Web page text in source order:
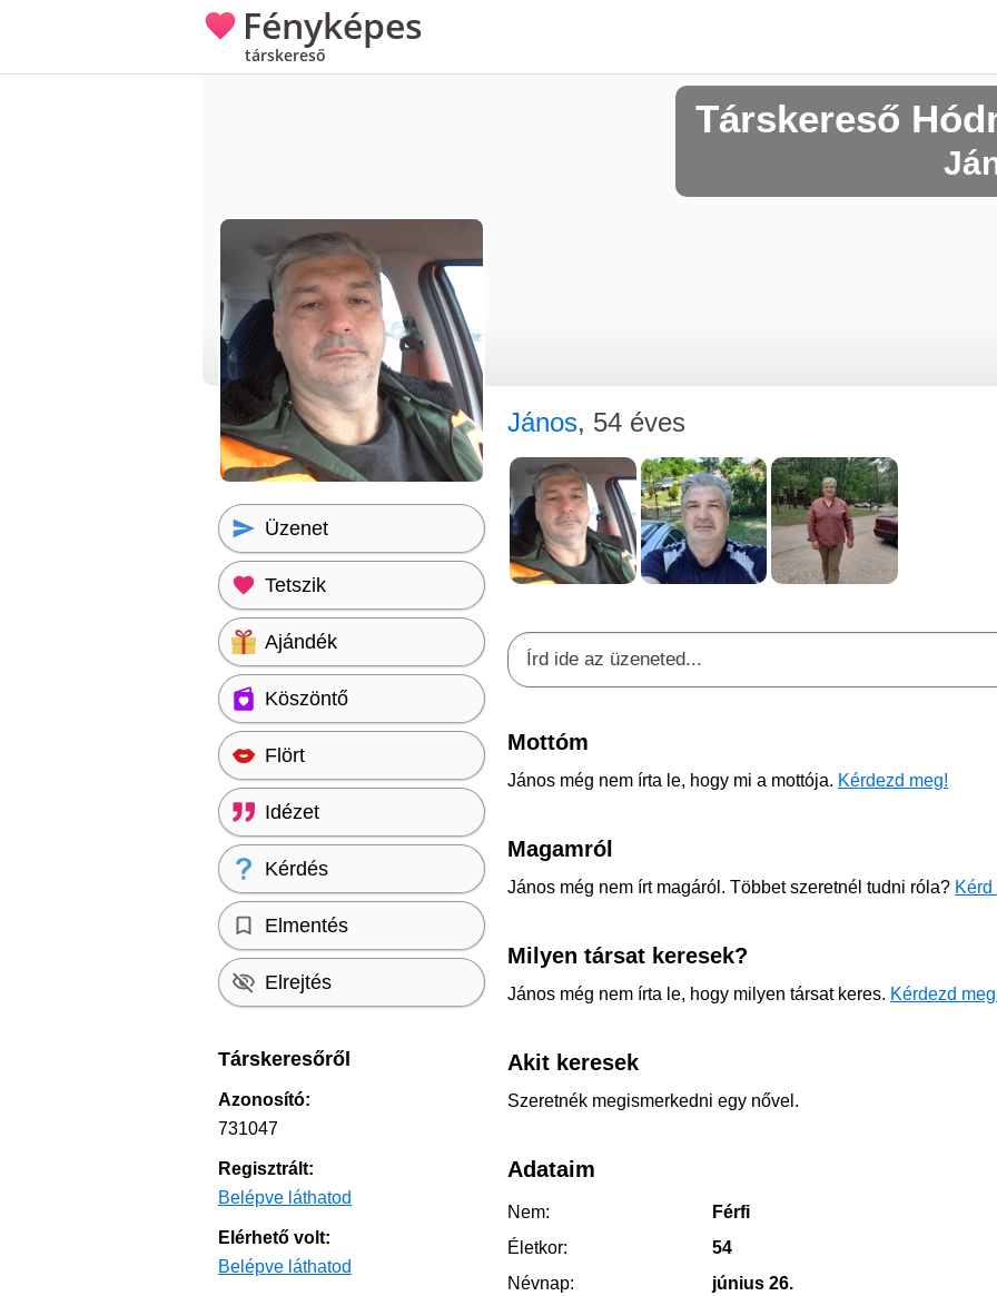
Fényképes
társkereső
Társkereső
János, 54 éves
Mottóm
János még nem írta le, hogy mi a mottója. Kérdezd meg!
Magamról
János még nem írt magáról. Többet szeretnél tudni róla?
Milyen társat keresek?
János még nem írta le, hogy milyen társat keres. Kérdezd
Akit keresek
Szeretnék megismerkedni egy nővel.
Adataim
Nem:
Férfi
Életkor:
54
Névnap:
június 26.
Üzenet
Tetszik
Ajándék
Köszöntő
Flört
Idézet
Kérdés
Elmentés
Elrejtés
Társkeresőről
Azonosító:
731047
Regisztrált:
Belépve láthatod
Elérhető volt:
Belépve láthatod